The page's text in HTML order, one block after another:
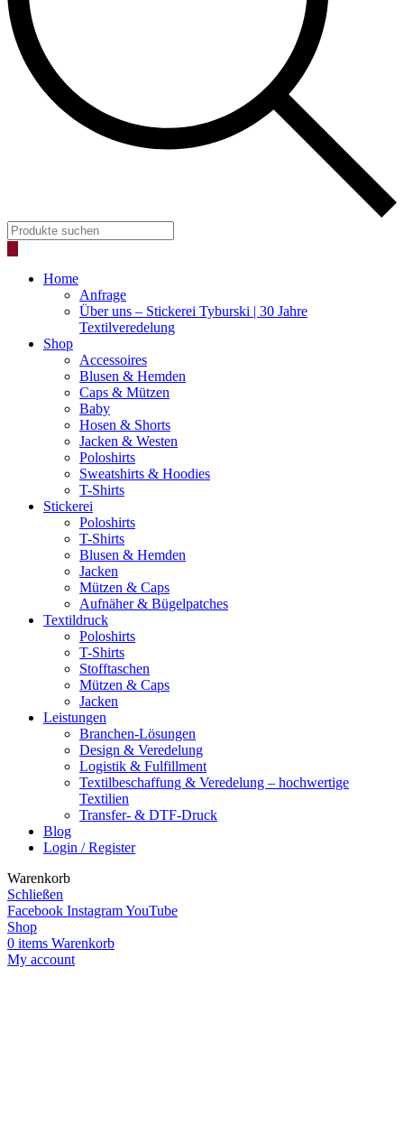
Products
search
Home
Anfrage
Über uns – Stickerei Tyburski | 30 Jahre
Textilveredelung
Shop
Accessoires
Blusen & Hemden
Caps & Mützen
Baby
Hosen & Shorts
Jacken & Westen
Poloshirts
Sweatshirts & Hoodies
T-Shirts
Stickerei
Poloshirts
T-Shirts
Blusen & Hemden
Jacken
Mützen & Caps
Aufnäher & Bügelpatches
Textildruck
Poloshirts
T-Shirts
Stofftaschen
Mützen & Caps
Jacken
Leistungen
Branchen-Lösungen
Design & Veredelung
Logistik & Fulfillment
Textilbeschaffung & Veredelung – hochwertige
Textilien
Transfer- & DTF-Druck
Blog
Login / Register
Warenkorb
Schließen
Facebook InstagramYouTube
Shop
0 items Warenkorb
My account